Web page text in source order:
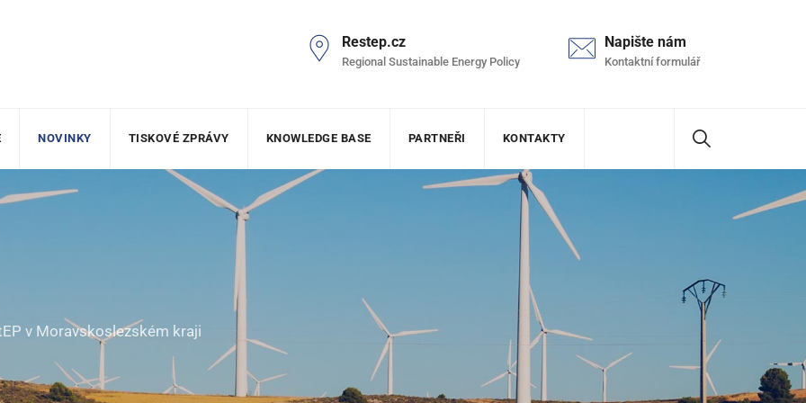
Restep.cz
Regional Sustainable Energy Policy
Napište nám
Kontaktní formulář
NOVINKY TISKOVÉ ZPRÁVY KNOWLEDGE BASE PARTNEŘI KONTAKTY
v Moravskoslezském kraji